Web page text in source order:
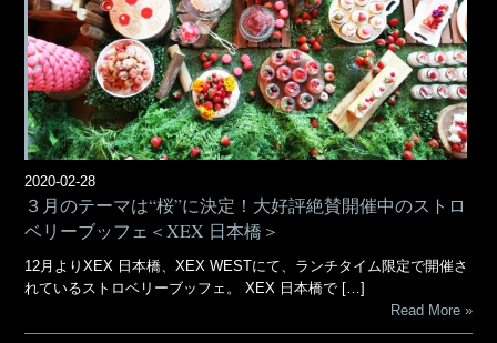
2020-02-28
３月のテーマは“桜”に決定！大好評絶賛開催中のストロ
ベリーブッフェ＜XEX 日本橋＞
12月よりXEX 日本橋、XEX WESTにて、ランチタイム限定で開催さ
れているストロベリーブッフェ。 XEX 日本橋で […]
Read More